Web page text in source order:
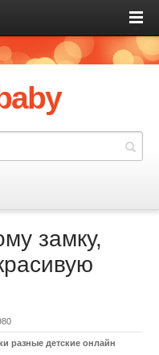
замку,
разные детские онлайн